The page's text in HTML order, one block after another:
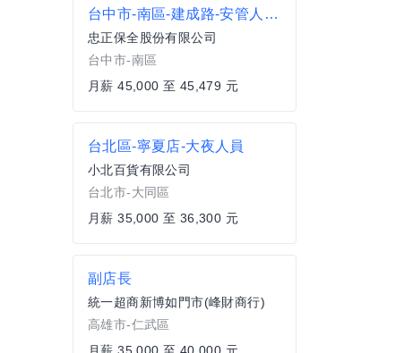
台中市-南區-建成路-安管人員-夜班
忠正保全股份有限公司
台中市-南區
月薪 45,000 至 45,479 元
台北區-寧夏店-大夜人員
小北百貨有限公司
台北市-大同區
月薪 35,000 至 36,300 元
副店長
統一超商新博如門市(峰財商行)
高雄市-仁武區